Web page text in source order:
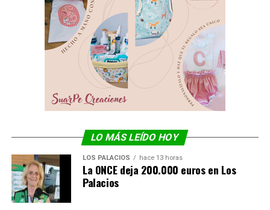
LO MÁS LEÍDO HOY
LOS PALACIOS hace 13 horas
La ONCE deja 200.000 euros en Los
Palacios